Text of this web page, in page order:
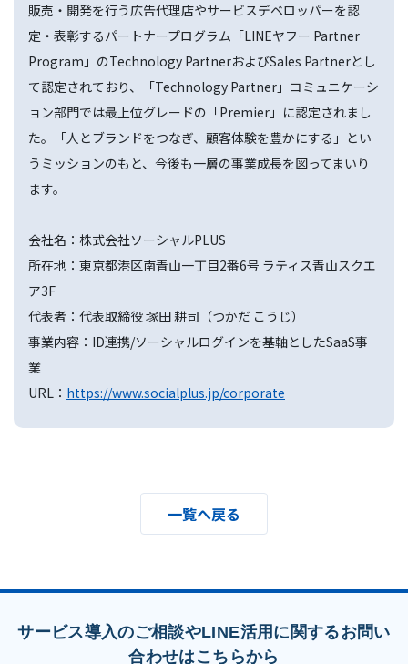
販売・開発を行う広告代理店やサービスデベロッパーを認
定・表彰するパートナープログラム「LINEヤフー Partner
Program」のTechnology PartnerおよびSales Partnerとし
て認定されており、「Technology Partner」コミュニケーシ
ョン部門では最上位グレードの「Premier」に認定されまし
た。「人とブランドをつなぎ、顧客体験を豊かにする」とい
うミッションのもと、今後も一層の事業成長を図ってまいり
ます。
会社名：株式会社ソーシャルPLUS
所在地：東京都港区南青山一丁目2番6号 ラティス青山スクエ
ア3F
代表者：代表取締役 塚田 耕司（つかだ こうじ）
事業内容：ID連携/ソーシャルログインを基軸としたSaaS事
業
URL： https://www.socialplus.jp/corporate
一覧へ戻る
サービス導入のご相談やLINE活用に関するお問い
合わせはこちらから